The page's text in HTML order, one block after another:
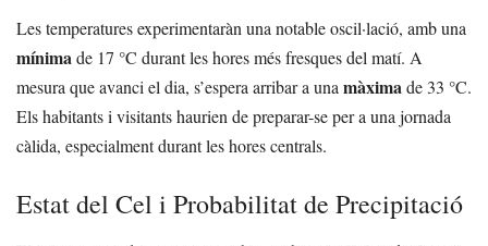
Les temperatures experimentaràn una notable oscil·lació, amb una
mínimade 17 °C durant les hores més fresques del matí. A
mesura que avanci el dia, s’espera arribar a unamàximade 33 °C.
Els habitants i visitants haurien de preparar-se per a una jornada
càlida, especialment durant les hores centrals.
Estat del Cel i Probabilitat de Precipitació